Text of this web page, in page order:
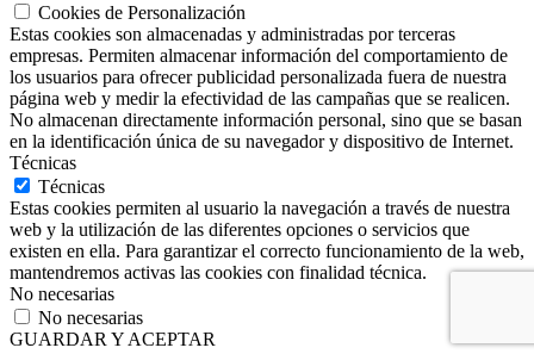
Cookies de Personalización
Estas cookies son almacenadas y administradas por terceras
empresas. Permiten almacenar información del comportamiento de
los usuarios para ofrecer publicidad personalizada fuera de nuestra
página web y medir la efectividad de las campañas que se realicen.
No almacenan directamente información personal, sino que se basan
en la identificación única de su navegador y dispositivo de Internet.
Técnicas
Técnicas
Estas cookies permiten al usuario la navegación a través de nuestra
web y la utilización de las diferentes opciones o servicios que
existen en ella. Para garantizar el correcto funcionamiento de la web,
mantendremos activas las cookies con finalidad técnica.
No necesarias
No necesarias
GUARDAR Y ACEPTAR